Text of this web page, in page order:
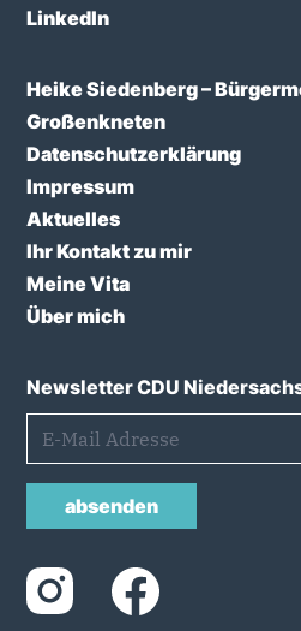
LinkedIn
Heike Siedenberg –
Großenkneten
Datenschutzerklärung
Impressum
Aktuelles
Ihr Kontakt zu mir
Meine Vita
Über mich
Newsletter CDU
absenden